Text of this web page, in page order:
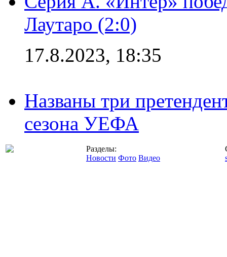
Лаутаро (2:0)
17.8.2023, 18:35
Названы три
сезона УЕФА
Разделы:
Новости Фото Видео